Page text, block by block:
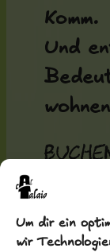
Um dir ein
wir
Komm.
Und